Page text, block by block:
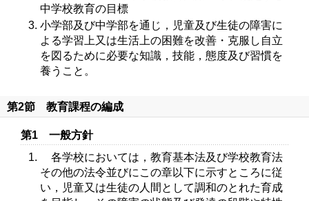
中学校教育の目標
小学部及び中学部を通じ，児童及び生徒の障害に
よる学習上又は生活上の困難を改善・克服し自立
を図るために必要な知識，技能，態度及び習慣を
養うこと。
第2節 教育課程の編成
第1 一般方針
各学校においては，教育基本法及び学校教育法
その他の法令並びにこの章以下に示すところに従
い，児童又は生徒の人間として調和のとれた育成